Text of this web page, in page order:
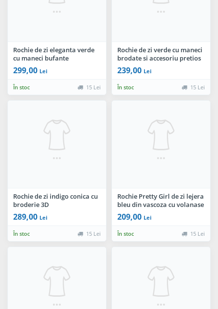
Rochie de zi eleganta verde
cu maneci bufante
299,00 Lei
În stoc 15 Lei
Rochie de zi verde cu maneci
brodate si accesoriu pretios
239,00 Lei
În stoc 15 Lei
Rochie de zi indigo conica cu
broderie 3D
289,00 Lei
În stoc 15 Lei
Rochie Pretty Girl de zi lejera
bleu din vascoza cu volanase
209,00 Lei
În stoc 15 Lei